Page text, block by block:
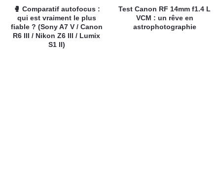
🥊 Comparatif autofocus :
qui est vraiment le plus
fiable ? (Sony A7 V / Canon
R6 III / Nikon Z6 III / Lumix
S1 II)
Test Canon RF 14mm f1.4 L
VCM : un rêve en
astrophotographie